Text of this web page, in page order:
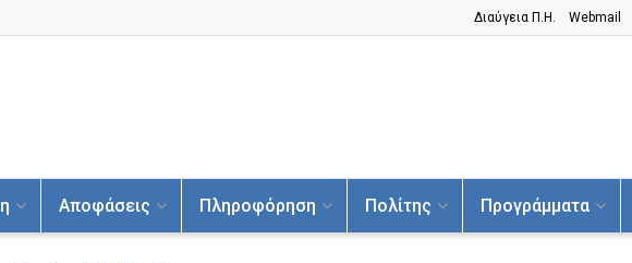
Διαύγεια Π.H. Webmail
Αποφάσεις Πληροφόρηση Πολίτης Προγράμματα